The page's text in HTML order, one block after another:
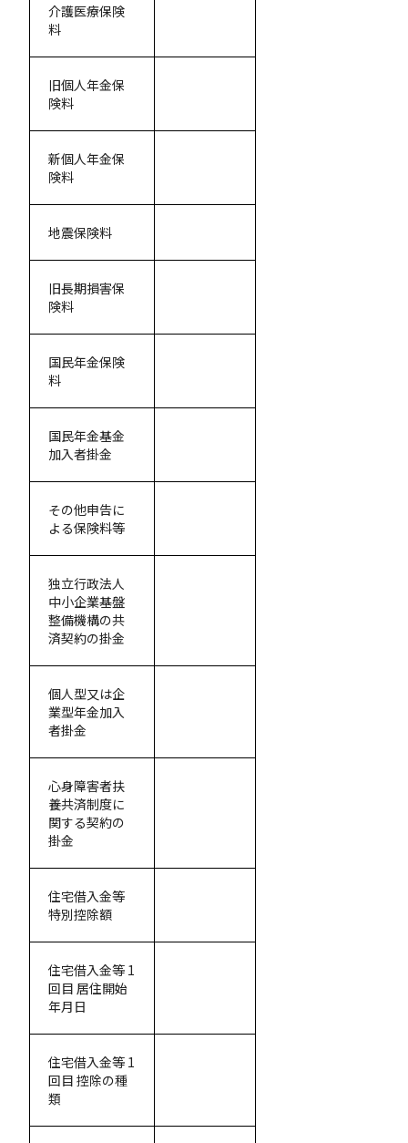
介護医療保険
料
旧個人年金保
険料
新個人年金保
険料
地震保険料
旧長期損害保
険料
国民年金保険
料
国民年金基金
加入者掛金
その他申告に
よる保険料等
独立行政法人
中小企業基盤
整備機構の共
済契約の掛金
個人型又は企
業型年金加入
者掛金
心身障害者扶
養共済制度に
関する契約の
掛金
住宅借入金等
特別控除額
住宅借入金等 1
回目 居住開始
年月日
住宅借入金等 1
回目 控除の種
類